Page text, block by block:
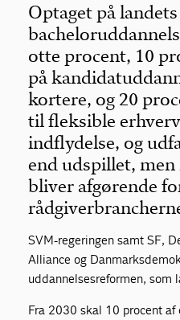
Optaget på landets
otte procent, 10
på
kortere, og 20
til fleksible
indflydelse, og
end udspillet,
bliver afgørende
SVM-regeringen samt SF,
Alliance og
uddannelsesreformen, som
Fra 2030 skal 10 procent